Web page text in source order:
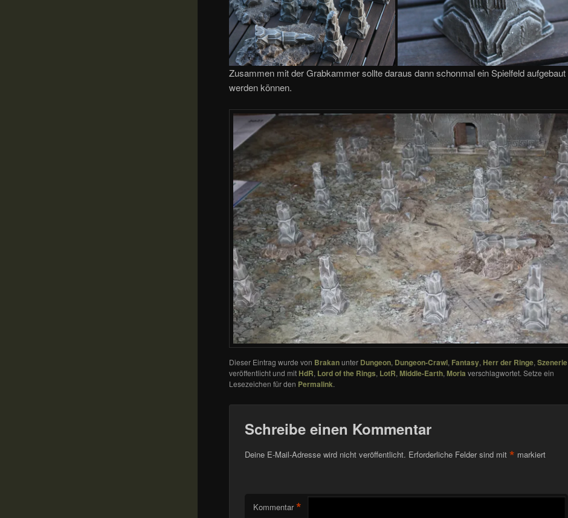
Zusammen mit der Grabkammer sollte daraus dann schonmal ein Spielfeld aufgebaut
werden können.
Dieser Eintrag wurde von Brakanunter Dungeon, Dungeon-Crawl, Fantasy, Herr der Ringe,Szenerie
veröffentlicht und mit HdR, Lord of the Rings, LotR,Middle-Earth,Moria verschlagwortet. Setze ein
Lesezeichen für den Permalink.
Schreibe einen Kommentar
Deine E-Mail-Adresse wird nicht veröffentlicht. Erforderliche Felder sind mit * markiert
Kommentar *